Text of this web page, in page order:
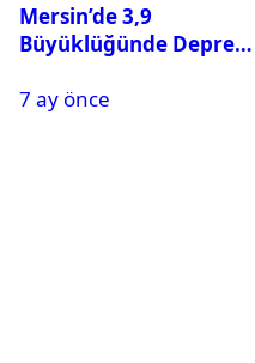
Mersin’de 3,9
Büyüklüğünde Deprem
7 ay önce